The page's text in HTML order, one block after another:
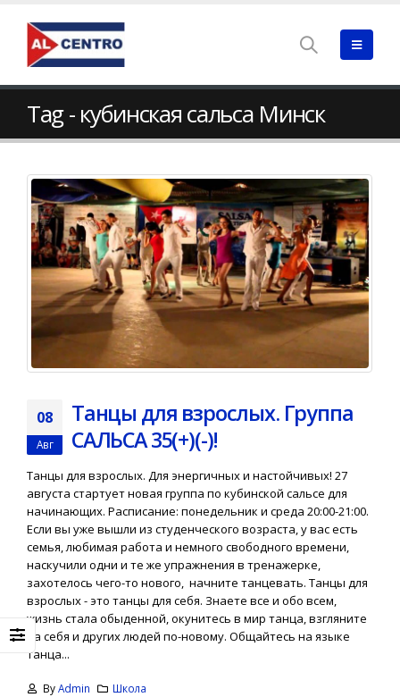
Tag - кубинская сальса Минск
08
Авг
Танцы для взрослых. Группа
САЛЬСА 35(+)(-)!
Танцы для взрослых. Для энергичных и настойчивых! 27
августа стартует новая группа по кубинской сальсе для
начинающих. Расписание: понедельник и среда 20:00-21:00.
Если вы уже вышли из студенческого возраста, у вас есть
семья, любимая работа и немного свободного времени,
наскучили одни и те же упражнения в тренажерке,
захотелось чего-то нового, начните танцевать. Танцы для
взрослых - это танцы для себя. Знаете все и обо всем,
жизнь стала обыденной, окунитесь в мир танца, взгляните
на себя и других людей по-новому. Общайтесь на языке
танца...
ByAdmin
Школа
Танцы для взрослых.
Группа САЛЬСА 35(+)(-)!
08.08.2025
Начинающие!
Кубинская сальса.
Первое занятие 27
августа в 20:00!
08.08.2025
Подарочные
сертификаты для
друзей и близких!
Каждую пятницу с
20 протанцовка по
сальсе!
25.07.2025
Вечеринка
мобильном
приложении